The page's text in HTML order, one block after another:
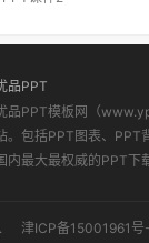
品PPT
品PPT模板网（
。包括PPT图表、PPT
内最大最权威的PPT下
津ICP备15001961号